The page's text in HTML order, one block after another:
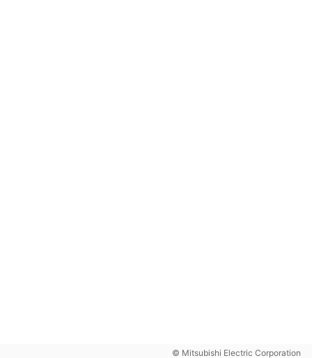
© Mitsubishi Electric Corporation